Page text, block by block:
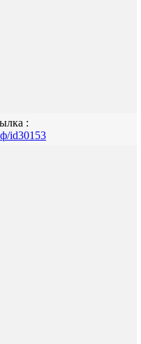
:
id30153